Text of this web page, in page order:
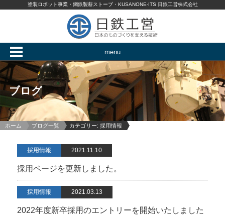
塗装ロボット事業・鋼鉄製薪ストーブ・KUSANONE-ITS 日鉄工営株式会社
menu
ブログ
ホーム ブログ一覧 カテゴリー: 採用情報
採用情報 2021.11.10
採用ページを更新しました。
採用情報 2021.03.13
2022年度新卒採用のエントリーを開始いたしました